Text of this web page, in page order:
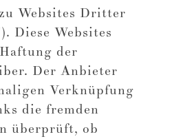
Websites Dritter
Diese Websites
der
Der Anbieter
Verknüpfung
die fremden
überprüft, ob